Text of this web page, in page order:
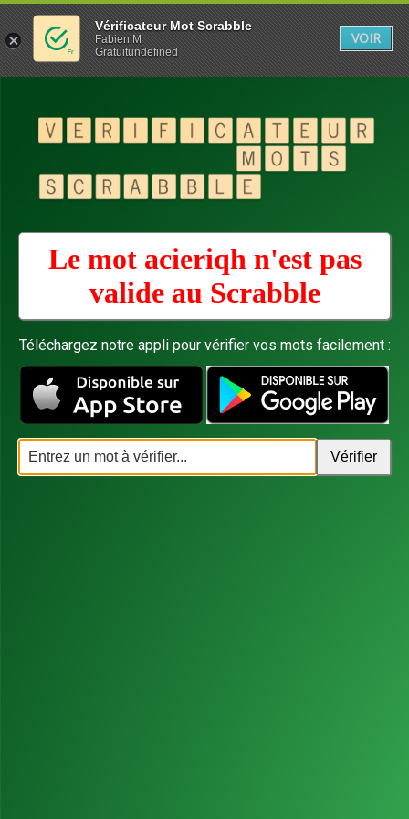
Le mot acieriqh n'est pas
valide au Scrabble
Téléchargez notre appli pour vérifier vos mots facilement :
Vérificateur Mot Scrabble
Fabien M
Gratuitundefined
VOIR